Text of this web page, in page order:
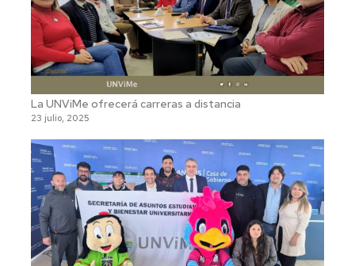
La UNViMe ofrecerá carreras a distancia
23 julio, 2025